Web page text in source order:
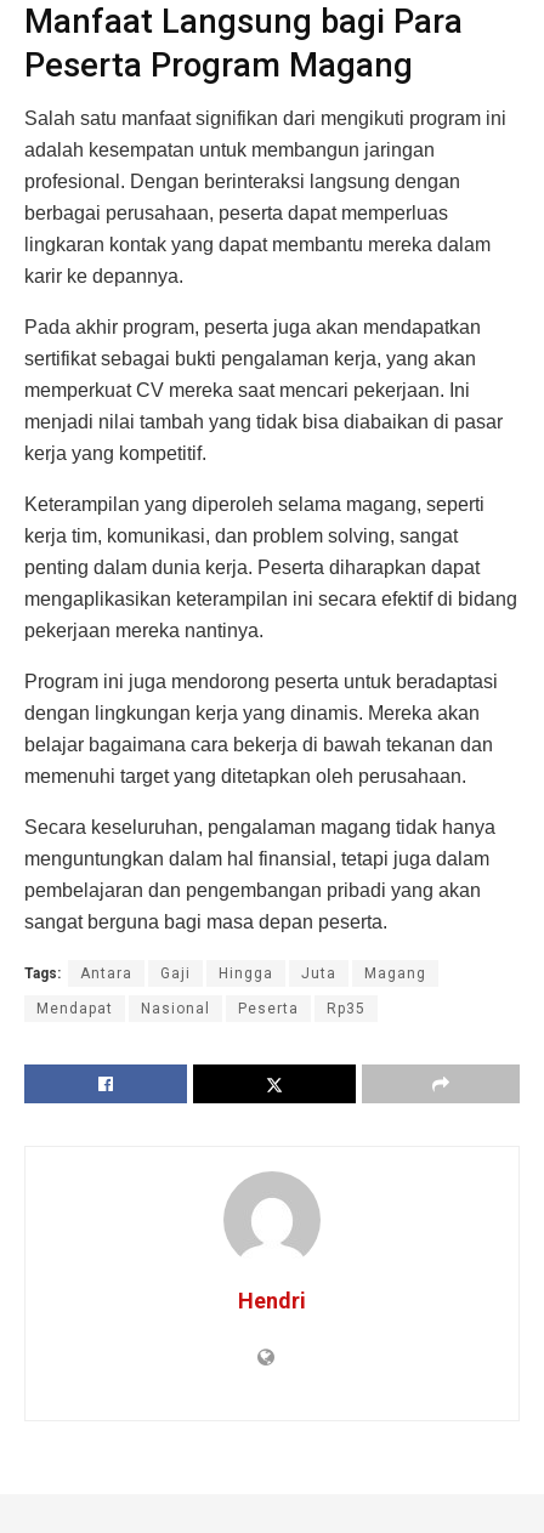
Manfaat Langsung bagi Para
Peserta Program Magang
Salah satu manfaat signifikan dari mengikuti program ini
adalah kesempatan untuk membangun jaringan
profesional. Dengan berinteraksi langsung dengan
berbagai perusahaan, peserta dapat memperluas
lingkaran kontak yang dapat membantu mereka dalam
karir ke depannya.
Pada akhir program, peserta juga akan mendapatkan
sertifikat sebagai bukti pengalaman kerja, yang akan
memperkuat CV mereka saat mencari pekerjaan. Ini
menjadi nilai tambah yang tidak bisa diabaikan di pasar
kerja yang kompetitif.
Keterampilan yang diperoleh selama magang, seperti
kerja tim, komunikasi, dan problem solving, sangat
penting dalam dunia kerja. Peserta diharapkan dapat
mengaplikasikan keterampilan ini secara efektif di bidang
pekerjaan mereka nantinya.
Program ini juga mendorong peserta untuk beradaptasi
dengan lingkungan kerja yang dinamis. Mereka akan
belajar bagaimana cara bekerja di bawah tekanan dan
memenuhi target yang ditetapkan oleh perusahaan.
Secara keseluruhan, pengalaman magang tidak hanya
menguntungkan dalam hal finansial, tetapi juga dalam
pembelajaran dan pengembangan pribadi yang akan
sangat berguna bagi masa depan peserta.
Tags: Antara Gaji Hingga Juta Magang
Mendapat Nasional Peserta Rp35
Hendri